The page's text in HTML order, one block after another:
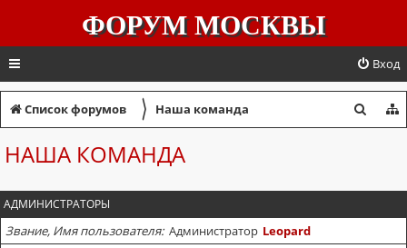
ФОРУМ МОСКВЫ
Вход
Список форумов 〉 Наша команда
с
НАША КОМАНДА
АДМИНИСТРАТОРЫ
Звание, Имя пользователя Администратор Leopard